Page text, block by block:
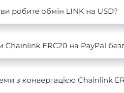
робите обмін LINK на USD?
Chainlink ERC20 на PayPal
з конвертацією Chainlink